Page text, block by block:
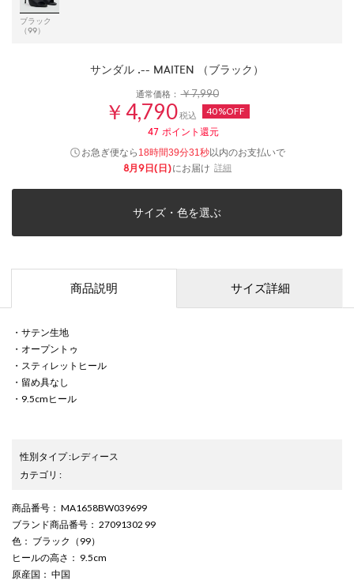
ブラック
（99）
サンダル .-- MAITEN （ブラック）
通常価格：￥7,990
￥4,790税込 40%OFF
47ポイント還元
お急ぎ便なら 18時間39分31秒以内のお支払いで
8月9日(日)にお届け 詳細
サイズ・色を選ぶ
商品説明 サイズ詳細
・サテン生地
・オープントゥ
・スティレットヒール
・留め具なし
・9.5cmヒール
性別タイプ:レディース
カテゴリ :
商品番号 ： MA1658BW039699
ブランド商品番号 ： 27091302 99
色 ： ブラック（99）
ヒールの高さ ： 9.5cm
原産国 ： 中国